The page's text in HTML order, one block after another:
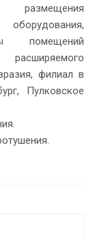
размещения
помещений
филиал в
Пулковское